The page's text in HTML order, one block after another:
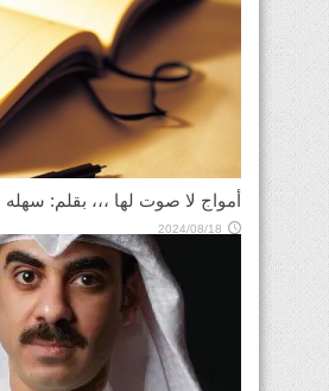
أمواج لا صوت لها ،،، بقلم: سهله
2024/08/18